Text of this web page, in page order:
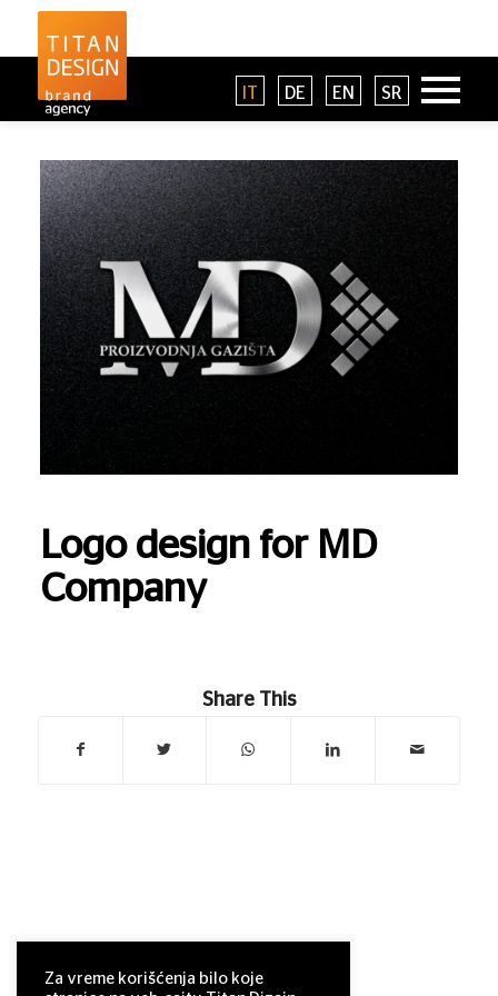
IT DE EN SR
Logo design for MD
Company
Share This
Za vreme korišćenja bilo koje